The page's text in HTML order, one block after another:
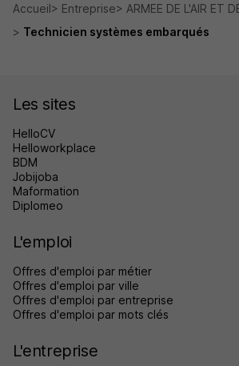
Accueil Entreprise
ARMEE DE L'AIR ET
Technicien systèmes embarqués
Les sites
HelloCV
Helloworkplace
BDM
Jobijoba
Maformation
Diplomeo
L'emploi
Offres d'emploi par métier
Offres d'emploi par ville
Offres d'emploi par entreprise
Offres d'emploi par mots clés
L'entreprise